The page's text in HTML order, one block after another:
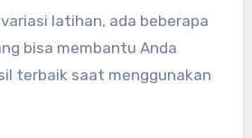
latihan, ada beberapa
bisa membantu Anda
terbaik saat menggunakan